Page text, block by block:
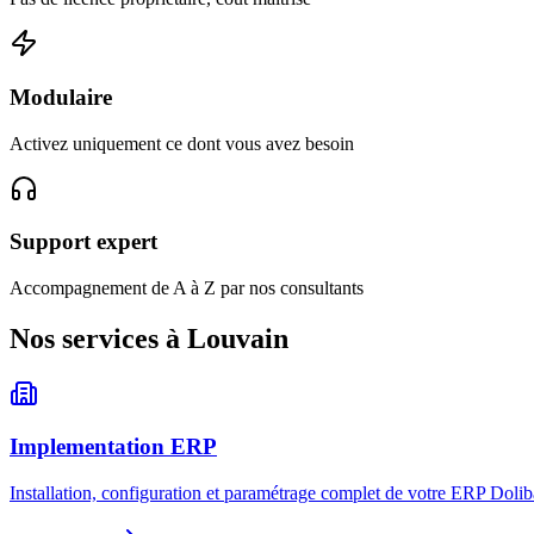
Modulaire
Activez uniquement ce dont vous avez besoin
Support expert
Accompagnement de A à Z par nos consultants
Nos services à Louvain
Implementation ERP
Installation, configuration et paramétrage complet de votre ERP